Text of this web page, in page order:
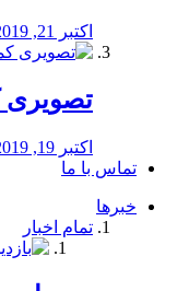
اکتبر 21, 2019
️تصویری
اکتبر 19, 2019
تماس با ما
خبرها
تمام اخبار